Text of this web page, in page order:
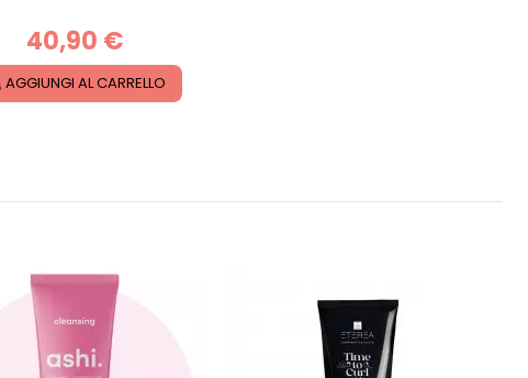
40,90 €
AGGIUNGI AL CARRELLO